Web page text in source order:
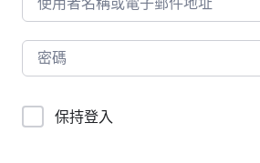
保持登入